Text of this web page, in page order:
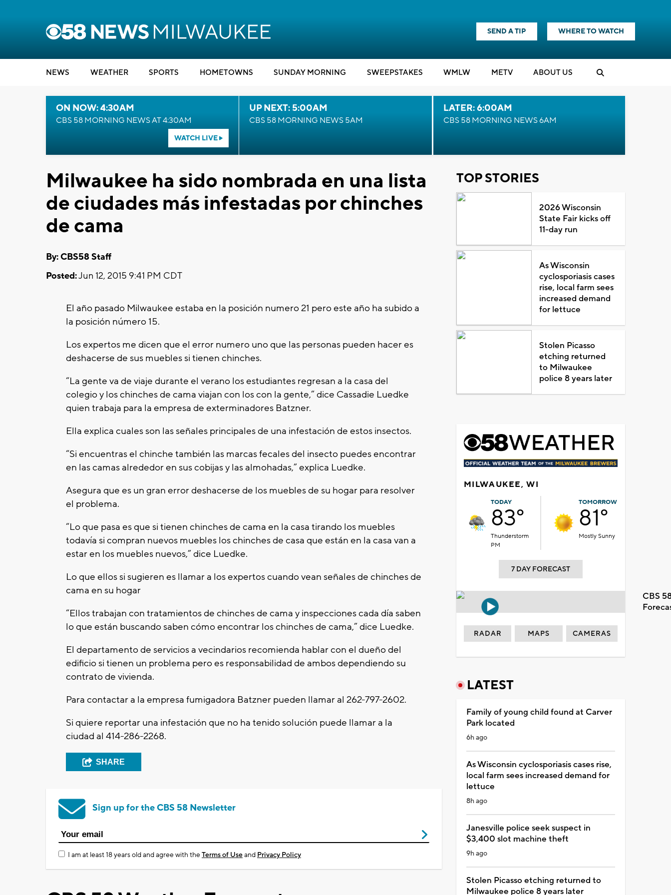
SEND A TIP WHERE TO WATCH
NEWS WEATHER SPORTS HOMETOWNS SUNDAY MORNING SWEEPSTAKES WMLW METV ABOUT US
ON NOW: 4:30AM
CBS 58 MORNING NEWS AT 4:30AM
WATCH LIVE
UP NEXT: 5:00AM
CBS 58 MORNING NEWS 5AM
LATER: 6:00AM
CBS 58 MORNING NEWS 6AM
Milwaukee ha sido nombrada en una lista
de ciudades más infestadas por chinches
de cama
By: CBS58 Staff
Posted:Jun 12, 2015 9:41 PM CDT
El año pasado Milwaukee estaba en la posición numero 21 pero este año ha subido a
la posición número 15.
Los expertos me dicen que el error numero uno que las personas pueden hacer es
deshacerse de sus muebles si tienen chinches.
“La gente va de viaje durante el verano los estudiantes regresan a la casa del
colegio y los chinches de cama viajan con los con la gente,” dice Cassadie Luedke
quien trabaja para la empresa de exterminadores Batzner.
Ella explica cuales son las señales principales de una infestación de estos insectos.
“Si encuentras el chinche también las marcas fecales del insecto puedes encontrar
en las camas alrededor en sus cobijas y las almohadas,” explica Luedke.
Asegura que es un gran error deshacerse de los muebles de su hogar para resolver
el problema.
“Lo que pasa es que si tienen chinches de cama en la casa tirando los muebles
todavía si compran nuevos muebles los chinches de casa que están en la casa van a
estar en los muebles nuevos,” dice Luedke.
Lo que ellos si sugieren es llamar a los expertos cuando vean señales de chinches de
cama en su hogar
“Ellos trabajan con tratamientos de chinches de cama y inspecciones cada día saben
lo que están buscando saben cómo encontrar los chinches de cama,” dice Luedke.
El departamento de servicios a vecindarios recomienda hablar con el dueño del
edificio si tienen un problema pero es responsabilidad de ambos dependiendo su
contrato de vivienda.
Para contactar a la empresa fumigadora Batzner pueden llamar al 262-797-2602.
Si quiere reportar una infestación que no ha tenido solución puede llamar a la
ciudad al 414-286-2268.
SHARE
Sign up for the CBS 58 Newsletter
I am at least 18 years old and agree with theTerms of Useand Privacy Policy
TOP STORIES
2026 Wisconsin
State Fair kicks off
11-day run
As Wisconsin
cyclosporiasis cases
rise, local farm sees
increased demand
for lettuce
Stolen Picasso
etching returned
to Milwaukee
police 8 years later
MILWAUKEE, WI
TODAY
83°
Thunderstorm
PM
TOMORROW
81°
Mostly Sunny
7 DAY FORECAST
CBS
RADAR MAPS CAMERAS
LATEST
Family of young child found at Carver
Park located
6h ago
As Wisconsin cyclosporiasis cases rise,
local farm sees increased demand for
lettuce
8h ago
Janesville police seek suspect in
$3,400 slot machine theft
9h ago
Stolen Picasso etching returned to
Milwaukee police 8 years later